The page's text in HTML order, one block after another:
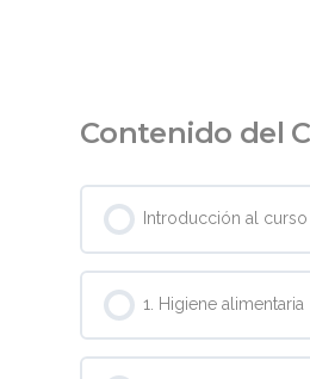
Contenido del
Introducción al
1. Higiene alimentaria